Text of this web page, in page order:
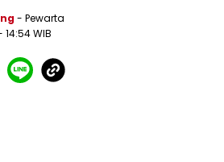
- Pewarta
14:54 WIB